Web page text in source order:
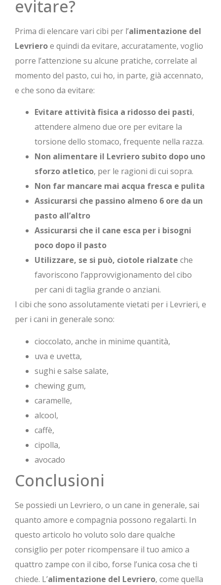
evitare?
Prima di elencare vari cibi per l’alimentazione del
Levrieroe quindi da evitare, accuratamente, voglio
porre l’attenzione su alcune pratiche, correlate al
momento del pasto, cui ho, in parte, già accennato,
e che sono da evitare:
Evitare attività fisica a ridosso dei pasti,
attendere almeno due ore per evitare la
torsione dello stomaco, frequente nella razza.
Non alimentare il Levriero subito dopo uno
sforzo atletico, per le ragioni di cui sopra.
Non far mancare mai acqua fresca e pulita
Assicurarsi che passino almeno 6 ore da un
pasto all’altro
Assicurarsi che il cane esca per i bisogni
poco dopo il pasto
Utilizzare, se si può, ciotole rialzate che
favoriscono l’approvvigionamento del cibo
per cani di taglia grande o anziani.
I cibi che sono assolutamente vietati per i Levrieri, e
per i cani in generale sono:
cioccolato, anche in minime quantità,
uva e uvetta,
sughi e salse salate,
chewing gum,
caramelle,
alcool,
caffè,
cipolla,
avocado
Conclusioni
Se possiedi un Levriero, o un cane in generale, sai
quanto amore e compagnia possono regalarti. In
questo articolo ho voluto solo dare qualche
consiglio per poter ricompensare il tuo amico a
quattro zampe con il cibo, forse l’unica cosa che ti
chiede. L’alimentazione del Levriero, come quella